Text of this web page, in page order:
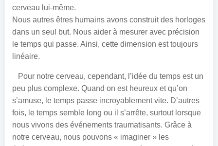
cerveau lui-même.
Nous autres êtres humains avons construit des horloges
dans un seul but. Nous aider à mesurer avec précision
le temps qui passe. Ainsi, cette dimension est toujours
linéaire.
Pour notre cerveau, cependant, l’idée du temps est un
peu plus complexe. Quand on est heureux et qu’on
s’amuse, le temps passe incroyablement vite. D’autres
fois, le temps semble long ou il s’arrête, surtout lorsque
nous vivons des événements traumatisants. Grâce à
notre cerveau, nous pouvons « imaginer » les